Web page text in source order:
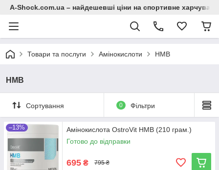
A-Shock.com.ua – найдешевші ціни на спортивне
Товари та послуги Амінокислоти HMB
HMB
Сортування 0 Фільтри
–13%
Амінокислота OstroVit HMB (210 грам.)
Готово до відправки
695 ₴ 795 ₴